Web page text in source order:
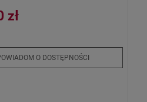
zł
O DOSTĘPNOŚCI